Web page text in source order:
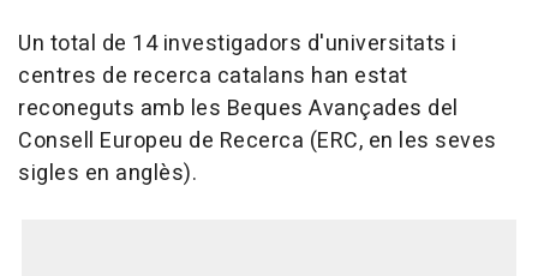
Un total de 14 investigadors d'universitats i
centres de recerca catalans han estat
reconeguts amb les Beques Avançades del
Consell Europeu de Recerca (ERC, en les seves
sigles en anglès).